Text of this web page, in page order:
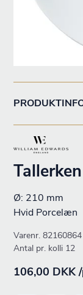
Ø: 210 mm
Hvid Porcelæn
Varenr. 82160864
Antal pr. kolli 12
106,00 DKK